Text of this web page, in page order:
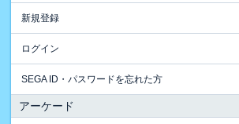
新規登録
ログイン
SEGA ID・パスワードを忘れた方
アーケード